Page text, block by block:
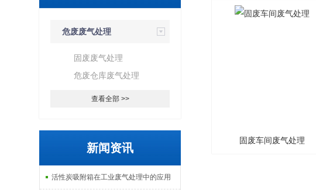
危废废气处理
固废废气处理
危废仓库废气处理
查看全部 >>
新闻资讯
活性炭吸附箱在工业废气处理中的应用
固废车间废气处理